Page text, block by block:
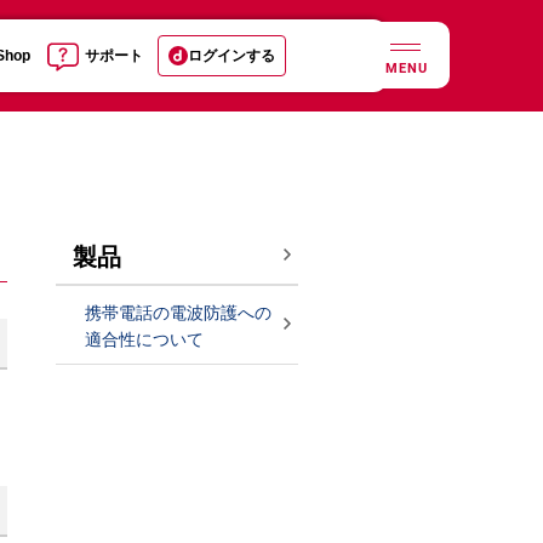
サポート ログインする
MENU
製品
携帯電話の電波防護への
適合性について